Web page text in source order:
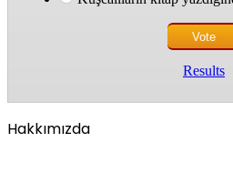
Results
Hakkımızda